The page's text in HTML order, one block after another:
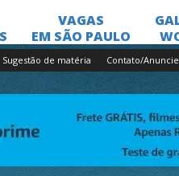
Sugestão de matéria Contato/Anuncie